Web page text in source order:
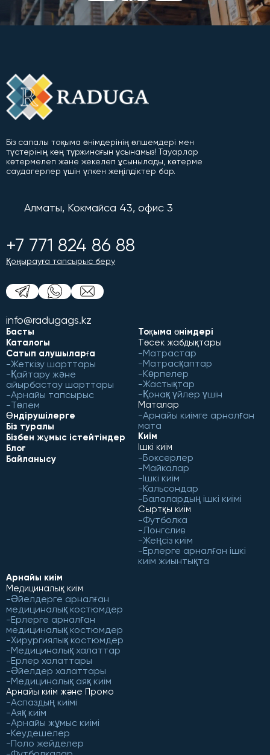
Біз сапалы тоқыма өнімдерінің өлшемдері мен
түстерінің кең түржинағын ұсынамыз! Тауарлар
көтермелеп және жекелеп ұсынылады, көтерме
саудагерлер үшін үлкен жеңілдіктер бар.
Алматы, Кокмайса 43, офис 3
+7 771 824 86 88
Қоңырауға тапсырыс беру
info@radugags.kz
Басты
Каталогы
Сатып алушыларға
Жеткізу шарттары
Қайтару және
айырбастау шарттары
Арнайы тапсырыс
Төлем
Өндірушілерге
Біз туралы
Бізбен жұмыс істейтіндер
Блог
Байланысу
Тоқыма өнімдері
Төсек жабдықтары
Матрастар
Матрасқаптар
Көрпелер
Жастықтар
Қонақ үйлер үшін
Маталар
Арнайы киімге арналған
мата
Киім
Ішкі киім
Боксерлер
Майкалар
Ішкі киім
Кальсондар
Балалардың ішкі киімі
Сыртқы киім
Футболка
Лонгслив
Жеңсіз киім
Ерлерге арналған ішкі
киім жиынтықта
Арнайы киім
Медициналық киім
Әйелдерге арналған
медициналық костюмдер
Ерлерге арналған
медициналық костюмдер
Хирургиялық костюмдер
Медициналық халаттар
Ерлер халаттары
Әйелдер халаттары
Медициналық аяқ киім
Арнайы киім және Промо
Аспаздың киімі
Аяқ киім
Арнайы жұмыс киімі
Кеудешелер
Поло жейделер